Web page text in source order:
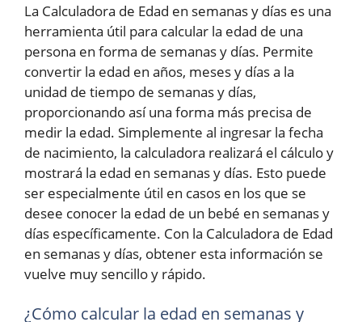
La Calculadora de Edad en semanas y días es una
herramienta útil para calcular la edad de una
persona en forma de semanas y días. Permite
convertir la edad en años, meses y días a la
unidad de tiempo de semanas y días,
proporcionando así una forma más precisa de
medir la edad. Simplemente al ingresar la fecha
de nacimiento, la calculadora realizará el cálculo y
mostrará la edad en semanas y días. Esto puede
ser especialmente útil en casos en los que se
desee conocer la edad de un bebé en semanas y
días específicamente. Con la Calculadora de Edad
en semanas y días, obtener esta información se
vuelve muy sencillo y rápido.
¿Cómo calcular la edad en semanas y